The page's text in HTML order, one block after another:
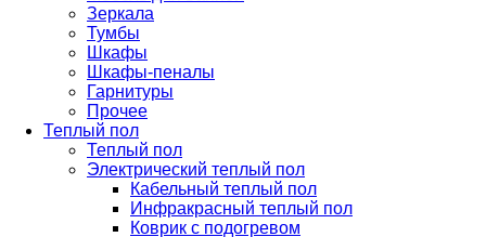
Зеркала
Тумбы
Шкафы
Шкафы-пеналы
Гарнитуры
Прочее
Теплый пол
Теплый пол
Электрический теплый пол
Кабельный теплый пол
Инфракрасный теплый пол
Коврик с подогревом